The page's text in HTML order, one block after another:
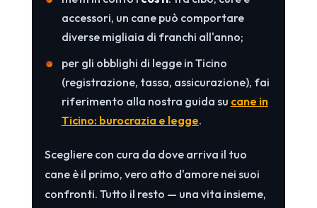
accessori, un cane può comportare
diverse migliaia di franchi all'anno;
per gli obblighi di legge in Ticino
(registrazione, tassa, assicurazione), fai
riferimento alla nostra guida su cane in
Ticino: burocrazia e legge.
Scegliere con cura da dove arriva il tuo
cane è il primo, vero atto d'amore nei suoi
confronti. Tutto il resto — una vita insieme,